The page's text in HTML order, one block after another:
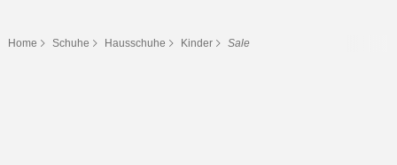
Home Schuhe Hausschuhe Kinder Sale